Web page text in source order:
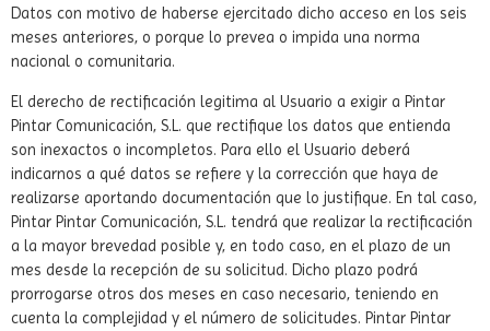
Datos con motivo de haberse ejercitado dicho acceso en los seis
meses anteriores, o porque lo prevea o impida una norma
nacional o comunitaria.
El derecho de rectificación legitima al Usuario a exigir a Pintar
Pintar Comunicación, S.L. que rectifique los datos que entienda
son inexactos o incompletos. Para ello el Usuario deberá
indicarnos a qué datos se refiere y la corrección que haya de
realizarse aportando documentación que lo justifique. En tal caso,
Pintar Pintar Comunicación, S.L. tendrá que realizar la rectificación
a la mayor brevedad posible y, en todo caso, en el plazo de un
mes desde la recepción de su solicitud. Dicho plazo podrá
prorrogarse otros dos meses en caso necesario, teniendo en
cuenta la complejidad y el número de solicitudes. Pintar Pintar